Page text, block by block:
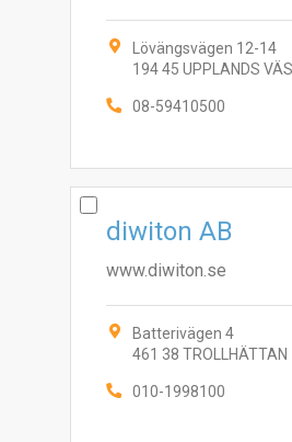
Lövängsvägen 12-14
194 45 UPPLANDS
08-59410500
diwiton AB
www.diwiton.se
Batterivägen 4
461 38 TROLLHÄTTAN
010-1998100